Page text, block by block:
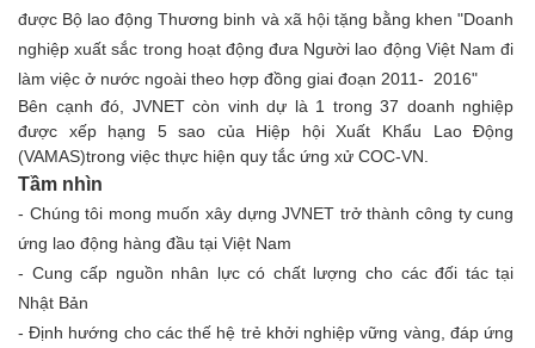
được Bộ lao động Thương binh và xã hội tặng bằng khen "Doanh
nghiệp xuất sắc trong hoạt động đưa Người lao động Việt Nam đi
làm việc ở nước ngoài theo hợp đồng giai đoạn 2011- 2016"
Bên cạnh đó, JVNET còn vinh dự là 1 trong 37 doanh nghiệp
được xếp hạng 5 sao của Hiệp hội Xuất Khẩu Lao Động
(VAMAS)trong việc thực hiện quy tắc ứng xử COC-VN.
Tầm nhìn
- Chúng tôi mong muốn xây dựng JVNET trở thành công ty cung
ứng lao động hàng đầu tại Việt Nam
- Cung cấp nguồn nhân lực có chất lượng cho các đối tác tại
Nhật Bản
- Định hướng cho các thế hệ trẻ khởi nghiệp vững vàng, đáp ứng